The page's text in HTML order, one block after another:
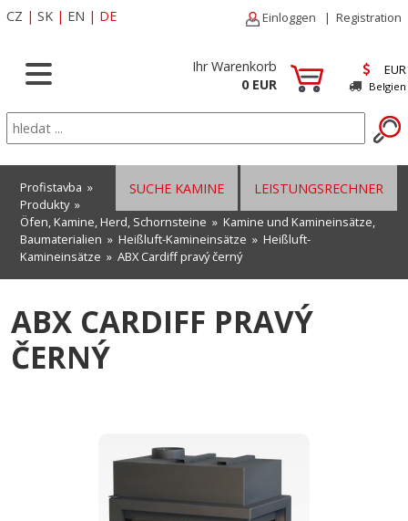
CZ | SK | EN | DE Einloggen | Registration
Ihr Warenkorb
0 EUR
EUR
Belgien
LEISTUNGSRECHNER
SUCHE KAMINE
Profistavba »
Produkty»
Öfen, Kamine, Herd, Schornsteine » Kamine und Kamineinsätze,
Baumaterialien » Heißluft-Kamineinsätze » Heißluft-
Kamineinsätze » ABX Cardiff pravý černý
ABX CARDIFF PRAVÝ
ČERNÝ